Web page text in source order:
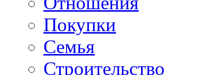
Покупки
Семья
Строительство